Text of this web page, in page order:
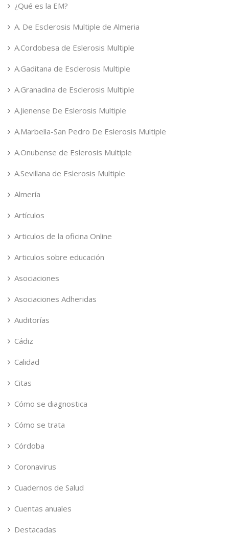
¿Qué es la EM?
A. De Esclerosis Multiple de Almeria
A.Cordobesa de Eslerosis Multiple
A.Gaditana de Esclerosis Multiple
A.Granadina de Esclerosis Multiple
A.Jienense De Eslerosis Multiple
A.Marbella-San Pedro De Eslerosis Multiple
A.Onubense de Eslerosis Multiple
A.Sevillana de Eslerosis Multiple
Almería
Artículos
Articulos de la oficina Online
Articulos sobre educación
Asociaciones
Asociaciones Adheridas
Auditorías
Cádiz
Calidad
Citas
Cómo se diagnostica
Cómo se trata
Córdoba
Coronavirus
Cuadernos de Salud
Cuentas anuales
Destacadas